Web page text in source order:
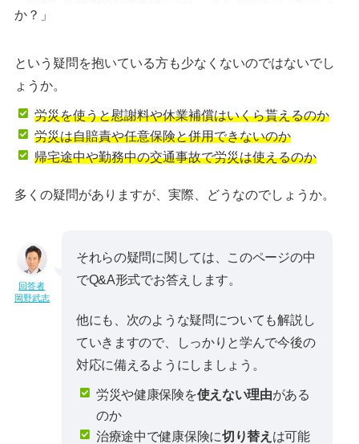
か？」
という疑問を抱いている方も少なくないのではないでし
ょうか。
労災を使うと慰謝料や休業補償はいくら貰えるのか
労災は自賠責や任意保険と併用できないのか
帰宅途中や勤務中の交通事故で労災は使えるのか
多くの疑問がありますが、実際、どうなのでしょうか。
回答者
岡野武志
それらの疑問に関しては、このページの中
でQ&A形式でお答えします。
他にも、次のような疑問についても解説し
ていきますので、しっかりと学んで今後の
対応に備えるようにしましょう。
労災や健康保険を使えない理由がある
のか
治療途中で健康保険に切り替え は可能